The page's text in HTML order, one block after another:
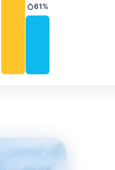
Precipitación
61%